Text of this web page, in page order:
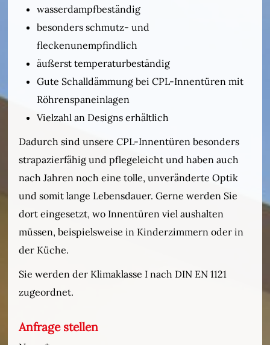
wasserdampfbeständig
besonders schmutz- und
fleckenunempfindlich
äußerst temperaturbeständig
Gute Schalldämmung bei CPL-Innentüren mit
Röhrenspaneinlagen
Vielzahl an Designs erhältlich
Dadurch sind unsere CPL-Innentüren besonders
strapazierfähig und pflegeleicht und haben auch
nach Jahren noch eine tolle, unveränderte Optik
und somit lange Lebensdauer. Gerne werden Sie
dort eingesetzt, wo Innentüren viel aushalten
müssen, beispielsweise in Kinderzimmern oder in
der Küche.
Sie werden der Klimaklasse I nach DIN EN 1121
zugeordnet.
Anfrage stellen